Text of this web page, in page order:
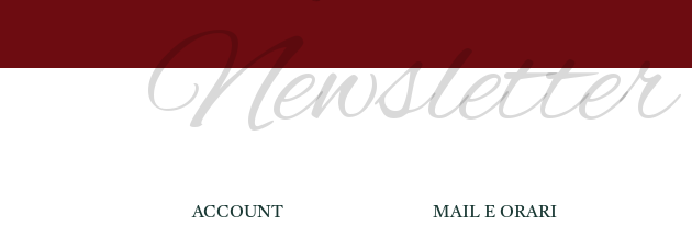
Newsletter
ACCOUNT MAIL E ORARI